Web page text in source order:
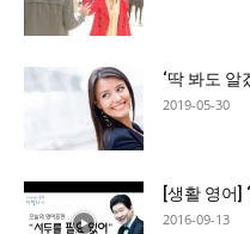
‘딱 봐도 알
2019-05-30
[생활 영어]
2016-09-13